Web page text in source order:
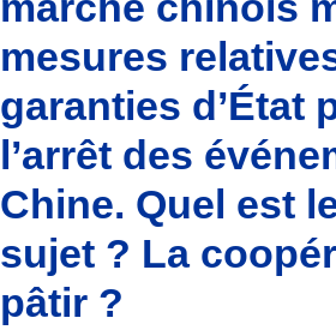
mesures
garanties d’État
l’arrêt des
Chine. Quel est
sujet ? La
pâtir ?